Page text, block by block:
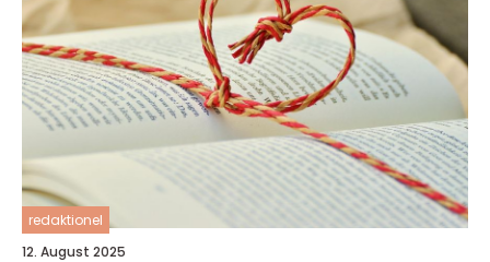
redaktionel
12. August 2025